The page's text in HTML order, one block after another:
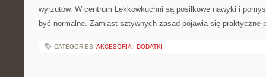
wyrzutów. W centrum Lekkowkuchni są posiłkowe nawyki i
być normalne. Zamiast sztywnych zasad pojawia się
CATEGORIES: AKCESORIA I DODATKI